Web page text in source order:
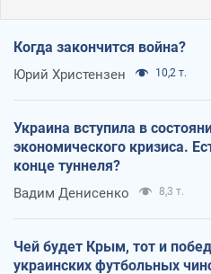
Когда закончится война?
Юрий Христензен 10,2 т.
Украина вступила в
экономического кризиса.
конце туннеля?
Вадим Денисенко 8,3 т.
Чей будет Крым, тот и
украинских футбольных